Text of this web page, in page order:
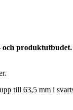
till 63,5 mm i